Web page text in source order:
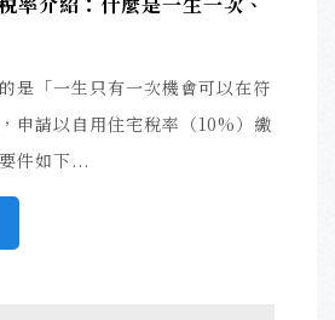
是「一生只有一次機會可以在符
申請以自用住宅稅率（10%）繳
件如下...